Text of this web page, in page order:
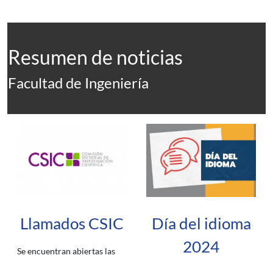
Resumen de noticias
Facultad de Ingeniería
Llamados CSIC
Se encuentran abiertas las
Día del idioma
2024